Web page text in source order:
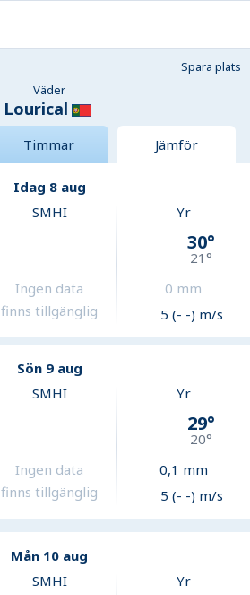
Spara plats
Väder
Lourical
Timmar Jämför
Idag 8 aug
SMHI
Ingen data
finns tillgänglig
Yr
30°
21°
0 mm
5 (- -) m/s
Sön 9 aug
SMHI
Ingen data
finns tillgänglig
Yr
29°
20°
0,1 mm
5 (- -) m/s
Mån 10 aug
SMHI Yr